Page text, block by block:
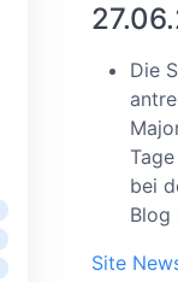
Die
bei
Blog
Site